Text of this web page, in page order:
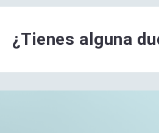
¿Tienes alguna